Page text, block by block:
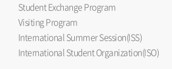
Student Exchange Program
Visiting Program
International Summer Session(ISS)
International Student Organization(ISO)